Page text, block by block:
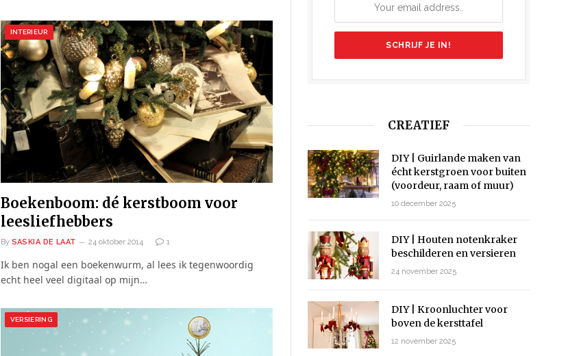
INTERIEUR
Boekenboom: dé kerstboom voor
leesliefhebbers
By SASKIA DE LAAT 24 oktober 2014 1
Ik ben nogal een boekenwurm, al lees ik tegenwoordig
echt heel veel digitaal op mijn…
VERSIERING
CREATIEF
DIY | Guirlande maken van
écht kerstgroen voor buiten
(voordeur, raam of muur)
10 december 2025
DIY | Houten notenkraker
beschilderen en versieren
24 november 2025
DIY | Kroonluchter voor
boven de kersttafel
12 november 2025